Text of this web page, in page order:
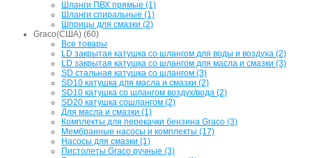
Шланги ПВХ прямые (1)
Шланги спиральные (1)
Шприцы для смазки (2)
Graco(США) (60)
Все товары
LD закрытая катушка со шлангом для воды и воздуха (2)
LD закрытая катушка со шлангом для масла и смазки (3)
SD стальная катушка со шлангом (3)
SD10 катушка для масла и смазки (2)
SD10 катушка со шлангом воздух/вода (2)
SD20 катушка сошлангом (2)
Для масла и смазки (1)
Комплекты для перекачки бензина Graco (3)
Мембранные насосы и комплекты (17)
Насосы для смазки (1)
Пистолеты Graco ручные (3)